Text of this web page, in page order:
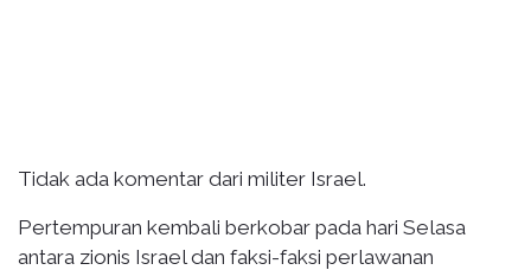
Tidak ada komentar dari militer Israel.
Pertempuran kembali berkobar pada hari Selasa
antara zionis Israel dan faksi-faksi perlawanan